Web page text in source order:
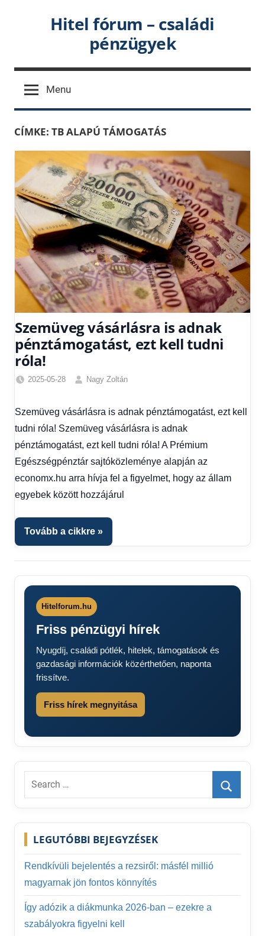
Hitel fórum – családi
pénzügyek
Menu
CÍMKE: TB ALAPÚ TÁMOGATÁS
Szemüveg vásárlásra is adnak
pénztámogatást, ezt kell tudni
róla!
2025-05-28
Nagy Zoltán
Gazdaság,
Hírek,
Hírek
Hitel
Szemüveg vásárlásra is adnak pénztámogatást, ezt kell
tudni róla! Szemüveg vásárlásra is adnak
pénztámogatást, ezt kell tudni róla! A Prémium
Egészségpénztár sajtóközleménye alapján az
economx.hu arra hívja fel a figyelmet, hogy az állam
egyebek között hozzájárul
Tovább a cikkre
Hitelforum.hu
Friss pénzügyi hírek
Nyugdíj, családi pótlék, hitelek, támogatások és
gazdasági információk közérthetően, naponta
frissítve.
Friss hírek megnyitása
Search
Search
LEGUTÓBBI BEJEGYZÉSEK
Rendkívüli bejelentés a rezsiről: másfél millió
magyarnak jön fontos könnyítés
Így adózik a diákmunka 2026-ban – ezekre a
szabályokra figyelni kell